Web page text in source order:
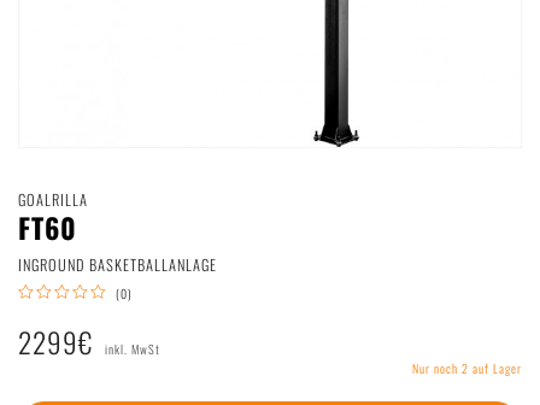
GOALRILLA
FT60
INGROUND BASKETBALLANLAGE
(0)
2299€
inkl. MwSt
Nur noch 2 auf Lager